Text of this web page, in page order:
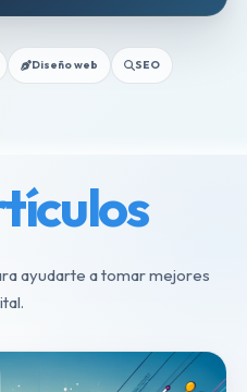
Diseño web SEO
ayudarte a tomar mejores